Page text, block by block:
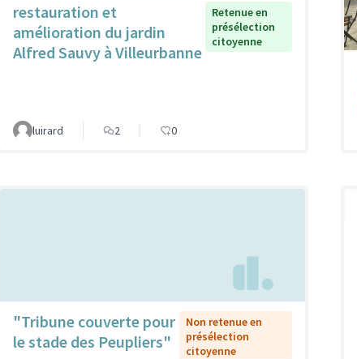
restauration et
amélioration du jardin
Alfred Sauvy à Villeurbanne
Retenue en
présélection
citoyenne
luirard 2 0
"Tribune couverte pour
le stade des Peupliers"
Non retenue en
présélection
citoyenne